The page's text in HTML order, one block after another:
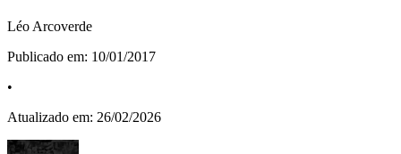
Léo Arcoverde
Publicado em: 10/01/2017
•
Atualizado em: 26/02/2026